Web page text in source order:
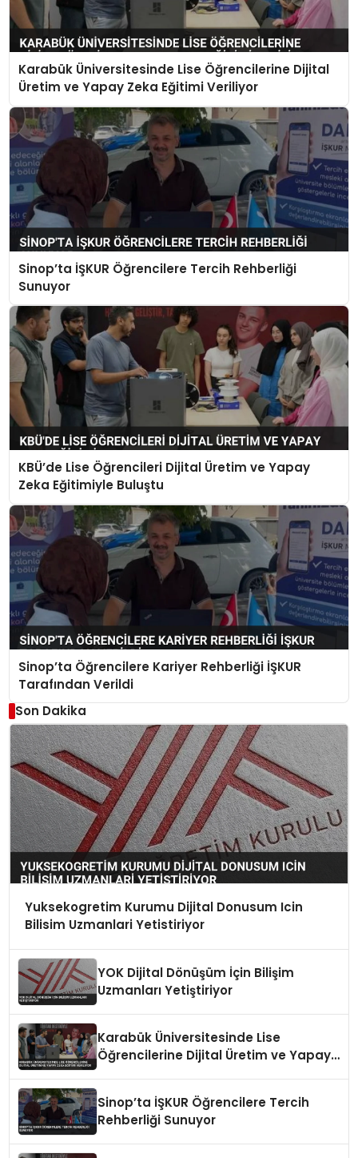
Karabük Üniversitesinde Lise Öğrencilerine Dijital
Üretim ve Yapay Zeka Eğitimi Veriliyor
Sinop’ta İŞKUR Öğrencilere Tercih Rehberliği
Sunuyor
KBÜ’de Lise Öğrencileri Dijital Üretim ve Yapay
Zeka Eğitimiyle Buluştu
Sinop’ta Öğrencilere Kariyer Rehberliği İŞKUR
Tarafından Verildi
Son Dakika
Yuksekogretim Kurumu Dijital Donusum Icin
Bilisim Uzmanlari Yetistiriyor
YOK Dijital Dönüşüm İçin Bilişim
Uzmanları Yetiştiriyor
Karabük Üniversitesinde Lise
Öğrencilerine Dijital Üretim ve Yapay
Sinop’ta İŞKUR Öğrencilere Tercih
Rehberliği Sunuyor